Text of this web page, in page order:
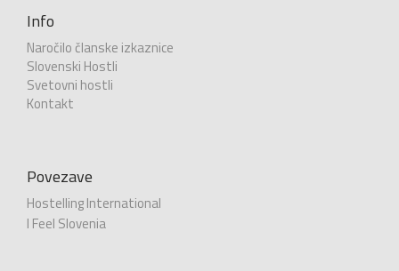
Info
Naročilo članske izkaznice
Slovenski Hostli
Svetovni hostli
Kontakt
Povezave
Hostelling International
I Feel Slovenia